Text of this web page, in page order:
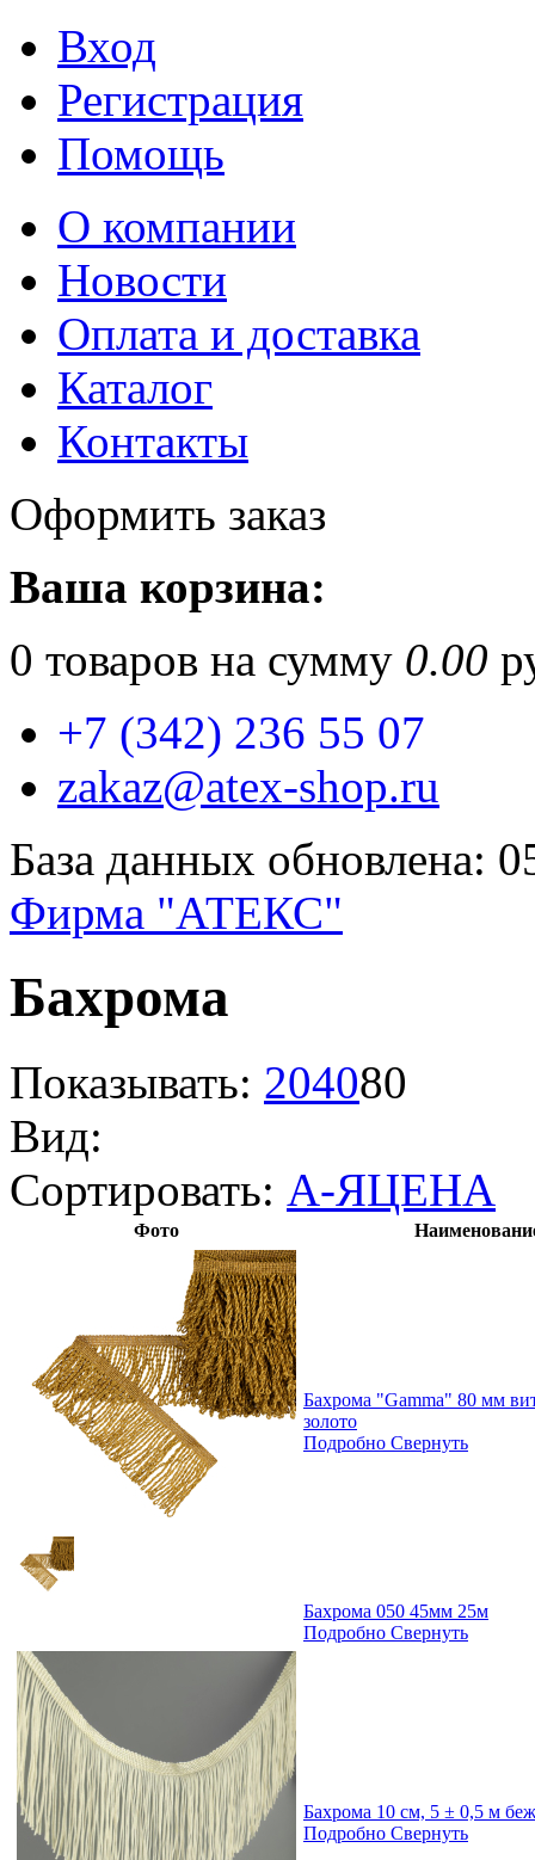
Вход
Регистрация
Помощь
О компании
Новости
Оплата и доставка
Каталог
Контакты
Оформить заказ
Ваша корзина:
0 товаров на сумму 0.00
+7 (342) 236 55 07
zakaz@atex-shop.ru
База данных обновлена:
Фирма "АТЕКС"
Бахрома
Показывать: 204080
Вид:
Сортировать: А-ЯЦЕНА
Фото
Бахрома "Gamma" 80 мм
золото
Подробно Свернуть
Бахрома 050 45мм 25м
Подробно Свернуть
Бахрома 10 см, 5 ± 0,5 м
Подробно Свернуть